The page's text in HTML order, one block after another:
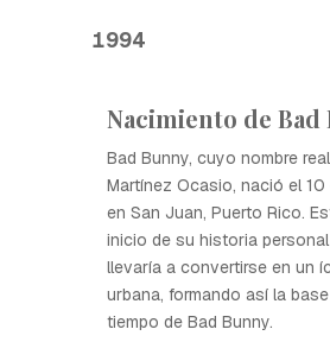
1994
Nacimiento de Bad
Bad Bunny, cuyo nombre
Martínez Ocasio, nació el
en San Juan, Puerto Rico.
inicio de su historia
llevaría a convertirse en un
urbana, formando así la
tiempo de Bad Bunny.